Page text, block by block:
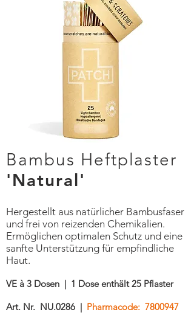
Bambus Heftplaster
'Natural'
Hergestellt aus natürlicher Bambusfaser
und frei von reizenden Chemikalien.
Ermöglichen optimalen Schutz und eine
sanfte Unterstützung für empfindliche
Haut.
VE à 3 Dosen | 1 Dose enthält 25 Pflaster
Art. Nr. NU.0286 | Pharmacode: 7800947